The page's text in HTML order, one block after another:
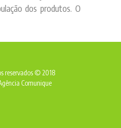
dos produtos. O
reservados © 2018
Comunique